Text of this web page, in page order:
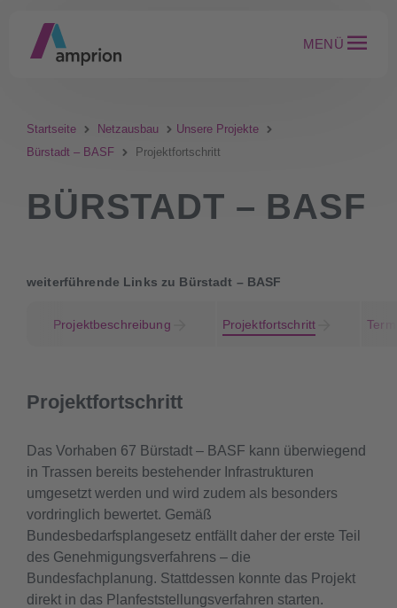
MENÜ
Startseite Netzausbau
Unsere Projekte
Bürstadt – BASF
Projektfortschritt
BÜRSTADT – BASF
weiterführende Links zu Bürstadt – BASF
Projektbeschreibung Projektfortschritt
Projektfortschritt
Das Vorhaben 67 Bürstadt – BASF kann überwiegend
in Trassen bereits bestehender Infrastrukturen
umgesetzt werden und wird zudem als besonders
vordringlich bewertet. Gemäß
Bundesbedarfsplangesetz entfällt daher der erste Teil
des Genehmigungsverfahrens – die
Bundesfachplanung. Stattdessen konnte das Projekt
direkt in das Planfeststellungsverfahren starten.